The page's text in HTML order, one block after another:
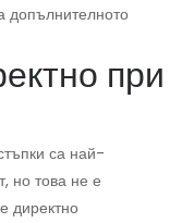
допълнителното
при
са най-
но това не е
директно